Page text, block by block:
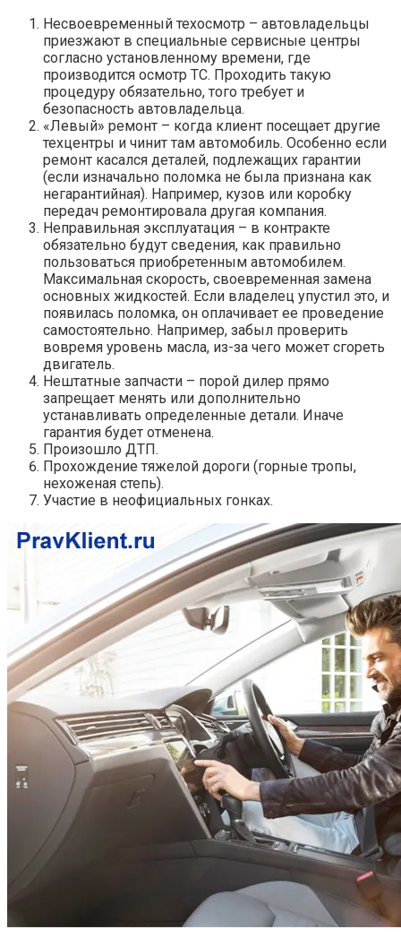
Несвоевременный техосмотр – автовладельцы
приезжают в специальные сервисные центры
согласно установленному времени, где
производится осмотр ТС. Проходить такую
процедуру обязательно, того требует и
безопасность автовладельца.
«Левый» ремонт – когда клиент посещает другие
техцентры и чинит там автомобиль. Особенно если
ремонт касался деталей, подлежащих гарантии
(если изначально поломка не была признана как
негарантийная). Например, кузов или коробку
передач ремонтировала другая компания.
Неправильная эксплуатация – в контракте
обязательно будут сведения, как правильно
пользоваться приобретенным автомобилем.
Максимальная скорость, своевременная замена
основных жидкостей. Если владелец упустил это, и
появилась поломка, он оплачивает ее проведение
самостоятельно. Например, забыл проверить
вовремя уровень масла, из-за чего может сгореть
двигатель.
Нештатные запчасти – порой дилер прямо
запрещает менять или дополнительно
устанавливать определенные детали. Иначе
гарантия будет отменена.
Произошло ДТП.
Прохождение тяжелой дороги (горные тропы,
нехоженая степь).
Участие в неофициальных гонках.